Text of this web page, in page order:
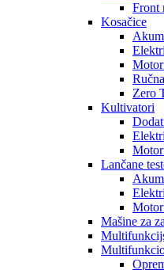
Front
Kosačice
Zero
Kultivatori
Lančane
Mašine za